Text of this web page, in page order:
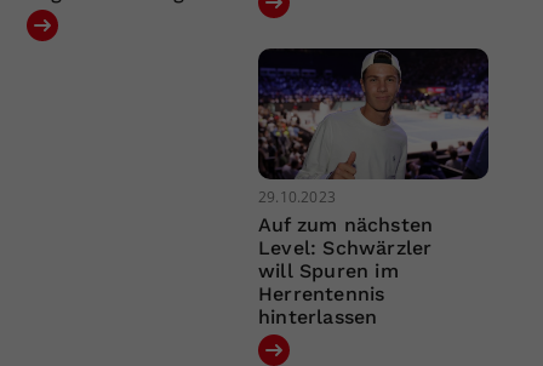
29.10.2023
Auf zum nächsten
Level: Schwärzler
will Spuren im
Herrentennis
hinterlassen